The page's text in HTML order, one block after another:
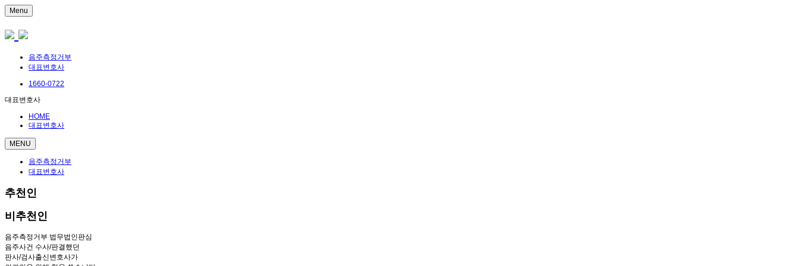
Menu
음주측정거부
대표변호사
1660-0722
대표변호사
HOME
대표변호사
MENU
음주측정거부
대표변호사
추천인
비추천인
음주측정거부 법무법인판심
음주사건 수사/판결했던
판사/검사출신변호사가